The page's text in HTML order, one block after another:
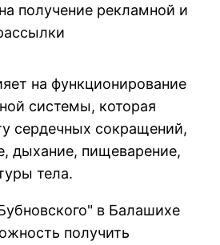
получение рекламной и
на функционирование
системы, которая
сердечных сокращений,
дыхание, пищеварение,
тела.
в Балашихе
получить